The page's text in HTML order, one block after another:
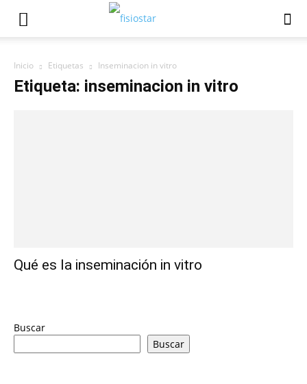
Inicio Etiquetas Inseminacion in vitro
Etiqueta: inseminacion in vitro
Qué es la inseminación in vitro
Buscar
Buscar